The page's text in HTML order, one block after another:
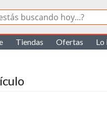
Tiendas Ofertas Lo